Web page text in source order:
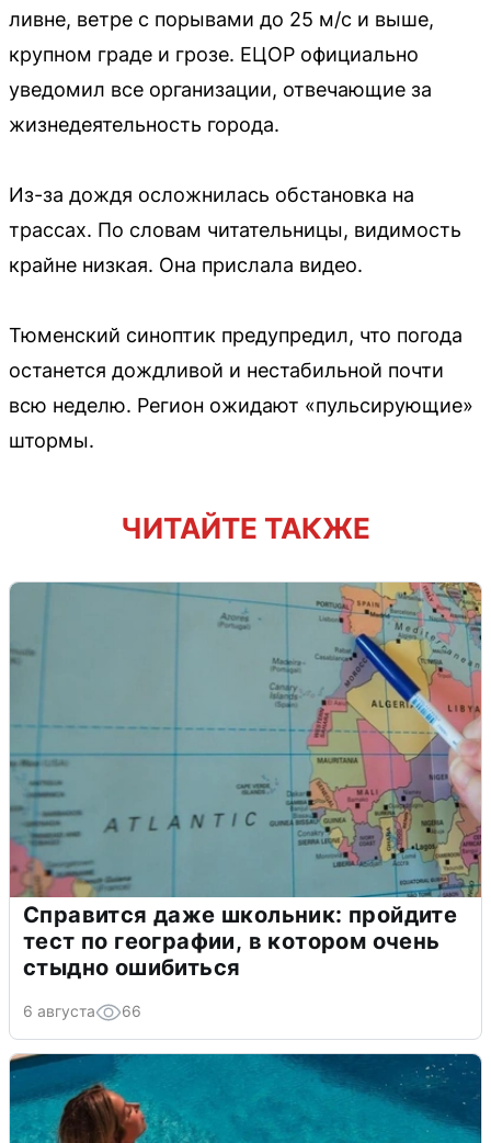
ливне, ветре с порывами до 25 м/с и выше,
крупном граде и грозе. ЕЦОР официально
уведомил все организации, отвечающие за
жизнедеятельность города.
Из-за дождя осложнилась обстановка на
трассах. По словам читательницы, видимость
крайне низкая. Она прислала видео.
Тюменский синоптик предупредил, что погода
останется дождливой и нестабильной почти
всю неделю. Регион ожидают «пульсирующие»
штормы.
ЧИТАЙТЕ ТАКЖЕ
Справится даже школьник: пройдите
тест по географии, в котором очень
стыдно ошибиться
6 августа 66